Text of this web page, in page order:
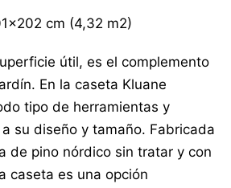
cm (4,32 m2)
útil, es el complemento
En la caseta Kluane
tipo de herramientas y
su diseño y tamaño. Fabricada
de pino nórdico sin tratar y con
caseta es una opción